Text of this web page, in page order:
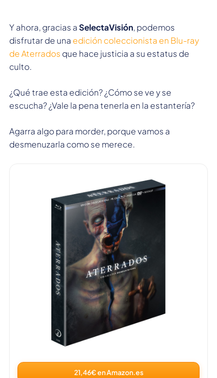
Y ahora, gracias aSelectaVisión, podemos
disfrutar de una edición coleccionista en Blu-ray
de Aterrados que hace justicia a su estatus de
culto.
¿Qué trae esta edición? ¿Cómo se ve y se
escucha? ¿Vale la pena tenerla en la estantería?
Agarra algo para morder, porque vamos a
desmenuzarla como se merece.
21,46€ en Amazon.es